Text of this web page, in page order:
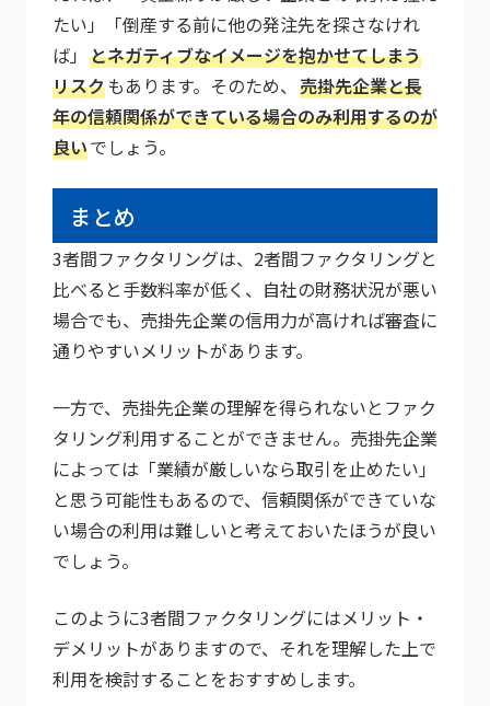
たい」「倒産する前に他の発注先を探さなけれ
ば」 とネガティブなイメージを抱かせてしまう
リスクもあります。そのため、 売掛先企業と長
年の信頼関係ができている場合のみ利用するのが
良いでしょう。
まとめ
3者間ファクタリングは、2者間ファクタリングと
比べると手数料率が低く、自社の財務状況が悪い
場合でも、売掛先企業の信用力が高ければ審査に
通りやすいメリットがあります。
一方で、売掛先企業の理解を得られないとファク
タリング利用することができません。売掛先企業
によっては「業績が厳しいなら取引を止めたい」
と思う可能性もあるので、信頼関係ができていな
い場合の利用は難しいと考えておいたほうが良い
でしょう。
このように3者間ファクタリングにはメリット・
デメリットがありますので、それを理解した上で
利用を検討することをおすすめします。